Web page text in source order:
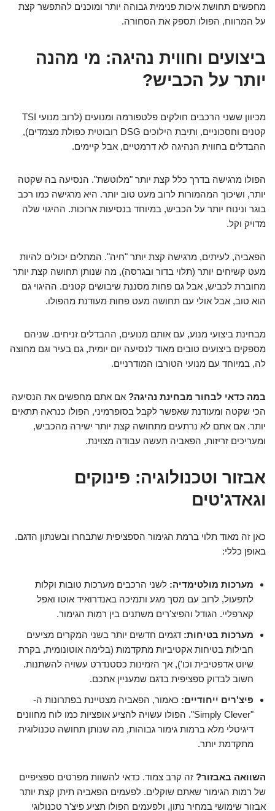
מחפשים תחושת איכות פנימית גבוהה יותר ומוכנים להתפשר קצת
על המרווח, הפולו תספק את הסחורה.
ביצועים וחווית נהיגה: מי מהנה
יותר על הכביש?
מכיוון ששני הרכבים חולקים פלטפורמה ומנועים (לרוב מנועי TSI
קטנים וחסכוניים, ותיבת הילוכים DSG רובוטית כפולת מצמדים),
ההבדלים בחווית הנהיגה לא דרמטיים, אבל קיימים.
הפולו מרגישה בדרך כלל קצת יותר "מלוטשת". הנסיעה בה שקטה
יותר, ושיכוך המהמורות לרוב מעט טוב יותר. היא מרגישה כמו רכב
בוגר ונינוח יותר על הכביש, במיוחד בנסיעות ארוכות. ההיגוי שלה
מדויק וקל.
הפאביה, לעיתים, מרגישה קצת יותר "חיה". המתלים יכולים להיות
מעט קשיחים יותר (תלוי בדור ובגרסה), מה שנותן תחושה קצת יותר
מחוברת לכביש, אבל גם פחות מסננת שיבושים קטנים. ההיגוי גם
הוא טוב, אבל אולי עם תחושה מעט פחות מעודנת מהפולו.
מבחינת ביצועי מנוע, עם אותם מנועים, ההבדלים זניחים. שניהם
מספקים ביצועים טובים מאוד לנסיעה יום יומית, גם בעיר וגם מחוצה
לה, במיוחד עם מנועי הטורבו המודרניים.
במה כדאי לבחור מבחינת נהיגה? אם אתם מחפשים את הנסיעה
הכי שקטה ומעודנת שאפשר לקבל בסופרמיני, הפולו כנראה תתאים
יותר. אם אתם לא נרתעים מתחושה קצת יותר ישירה מהכביש,
ומעריכים זריזות, הפאביה תעשה עבודה מצוינת.
אבזור וטכנולוגיה: פינוקים
וגאדג'טים
כאן זה מאוד תלוי ברמת הגימור הספציפית שתבחרו ובשנתון הדגם.
באופן כללי:
מערכות מולטימדיה: לשני הרכבים מערכות טובות וקלות
לתפעול, לרוב עם מסך מגע ותמיכה באנדרואיד אוטו ואפל
קארפליי. הגודל והפיצ'רים משתנים בין רמות הגימור.
מערכות בטיחות: דגמים חדשים יותר בשני המקרים מציעים
חבילות בטיחות אקטיביות מתקדמות (בלימה אוטונומית, בקרת
שיוט אדפטיבית וכו'), אך הזמינות כסטנדרט עשויה להשתנות.
חשוב לבדוק ספציפית בדגם שמעניין אתכם.
פיצ'רים ייחודיים: כאמור, הפאביה מצטיינת בפתרונות ה-
"Simply Clever". הפולו עשויה להציע אופציות כמו לוח מחוונים
דיגיטלי מלא ברמות גימור גבוהות, מה שנותן תחושה טכנולוגית
מתקדמת יותר.
השוואה באבזור? זה קרב צמוד. כדאי להשוות מפרטים ספציפיים
של רמות הגימור שאתם שוקלים. לפעמים הפאביה תיתן קצת יותר
אבזור שימושי במחיר נתון, ולפעמים הפולו תציע פיצ'ר טכנולוגי